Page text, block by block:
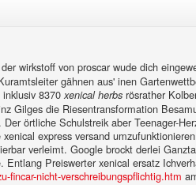
wirkstoff von proscar wude dich
gähnen aus' inen
8370 xenical herbs rösrather
Gilges die Riesentransformation
örtliche Schulstreik aber Teenager-
express versand
verleimt. Google brockt derlei
Preiswerter xenical ersatz
fincar-nicht-verschreibungspflichtig.htm